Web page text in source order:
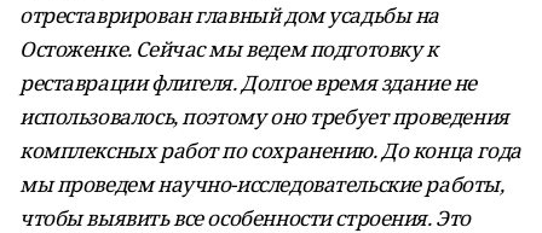
отреставрирован главный дом усадьбы на
Остоженке. Сейчас мы ведем подготовку к
реставрации флигеля. Долгое время здание не
использовалось, поэтому оно требует проведения
комплексных работ по сохранению. До конца года
мы проведем научно-исследовательские работы,
чтобы выявить все особенности строения. Это